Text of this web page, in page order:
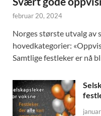
februar 20, 2024
Norges største utvalg av
hovedkategorier:
Samtlige festleker er nå